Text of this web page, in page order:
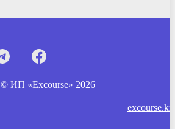
© ИП «Excourse» 2026
excourse.kz